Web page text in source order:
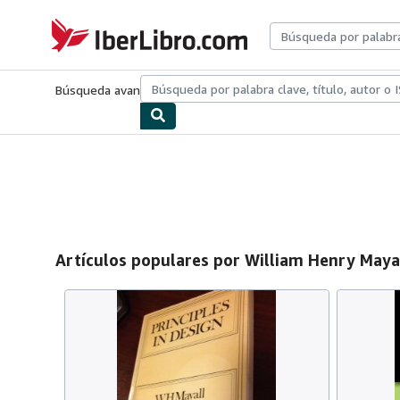
IberLibro.com
Búsqueda avanzadaColecciones Libros antiguosArte y
Artículos populares por William Henry